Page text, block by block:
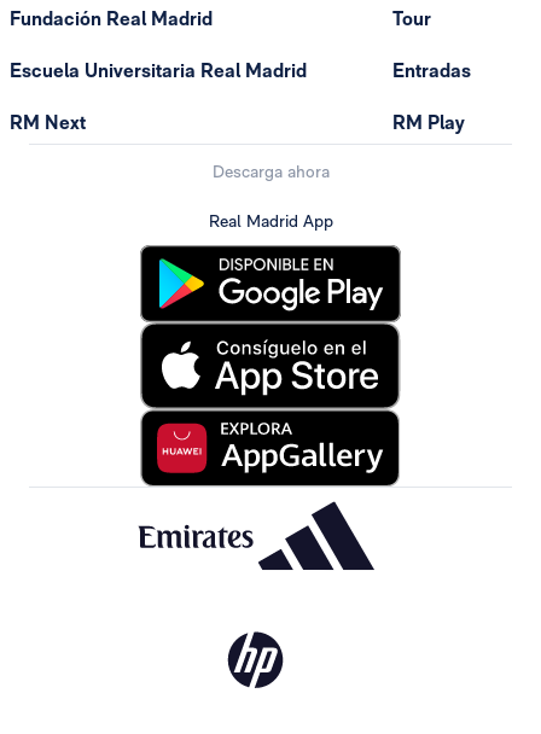
Fundación Real Madrid
Escuela Universitaria Real Madrid
RM Next
Tour
Entradas
RM Play
Descarga ahora
Real Madrid App